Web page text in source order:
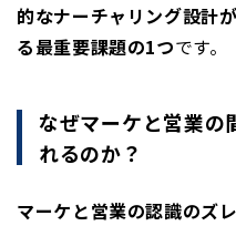
的なナーチャリング設計
る最重要課題の1つです。
なぜマーケと営業の
れるのか？
マーケと営業の認識のズ